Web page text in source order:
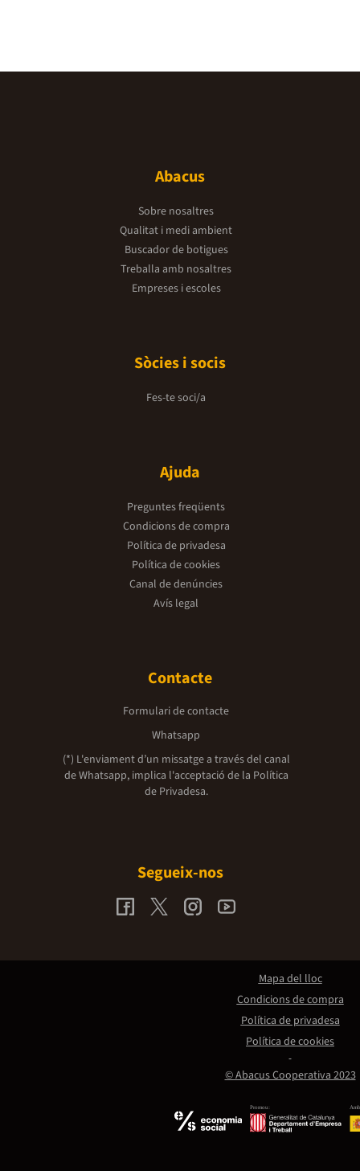
Abacus
Sobre nosaltres
Qualitat i medi ambient
Buscador de botigues
Treballa amb nosaltres
Empreses i escoles
Sòcies i socis
Fes-te soci/a
Ajuda
Preguntes freqüents
Condicions de compra
Política de privadesa
Política de cookies
Canal de denúncies
Avís legal
Contacte
Formulari de contacte
Whatsapp
(*) L'enviament d’un missatge a través del canal
de Whatsapp, implica l'acceptació de la Política
de Privadesa.
Segueix-nos
Promou:
© Abacus Cooperativa 2023
Mapa del lloc
Condicions de compra
Política de privadesa
Política de cookies